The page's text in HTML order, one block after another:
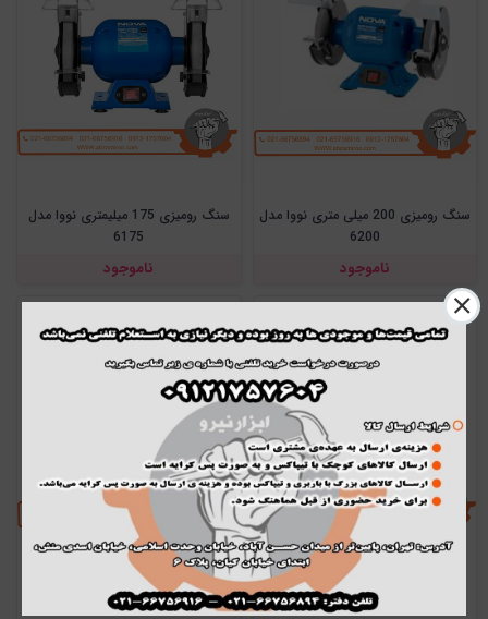
سنگ رومیزی 200 میلی متری نووا مدل
6200
ناموجود
سنگ رومیزی 175 میلیمتری نووا مدل
6175
ناموجود
سنگ رومیزی 150 میلیمتری نووا مدل
6150
6125